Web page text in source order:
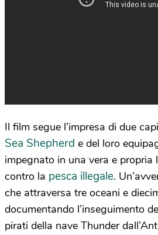
Il film segue l’impresa di due
Sea Shepherd e del loro
impegnato in una vera e
contro la pesca illegale.
che attraversa tre oceani e
documentando l’inseguimento
pirati della nave Thunder